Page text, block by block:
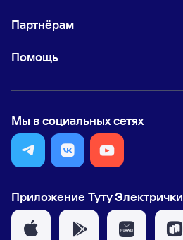
Партнёрам
Помощь
Мы в социальных сетях
Приложение Туту Электрички